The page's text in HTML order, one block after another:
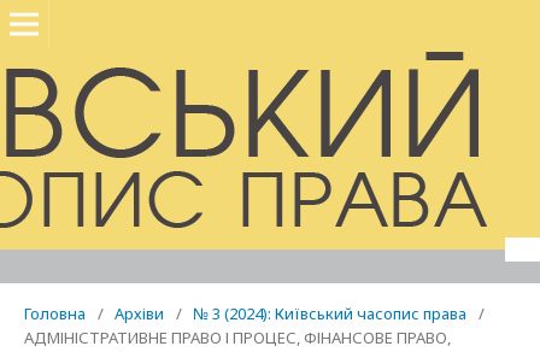
Головна / Архіви / № 3 (2024): Київський часопис права
/
АДМІНІСТРАТИВНЕ ПРАВО І ПРОЦЕС, ФІНАНСОВЕ ПРАВО,